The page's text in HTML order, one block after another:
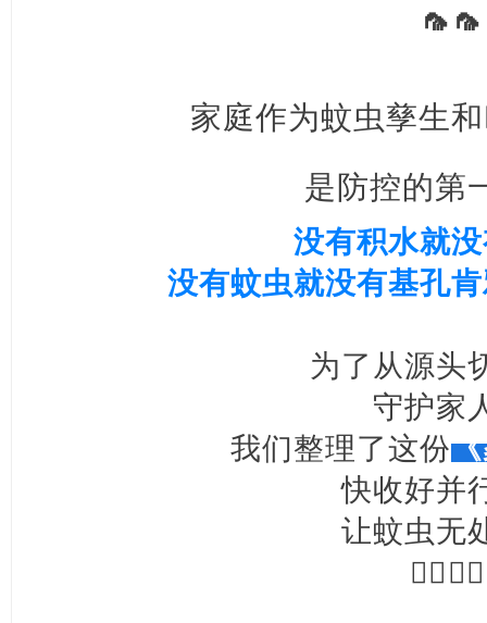
家庭作为蚊虫孳生
是防控的第
没有积水就
没有蚊虫就没有基孔
为了从源头
守护家
我们整理了这份
快收好并
让蚊虫无